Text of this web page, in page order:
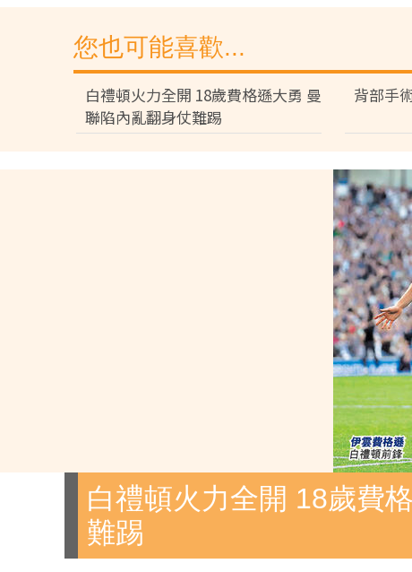
您也可能喜歡...
白禮頓火力全開 18歲費格遜大勇 曼
聯陷內亂翻身仗難踢
背部手
白禮頓火力全開 18歲費
難踢